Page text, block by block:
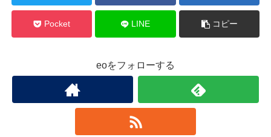
Pocket LINE コピー
eoをフォローする